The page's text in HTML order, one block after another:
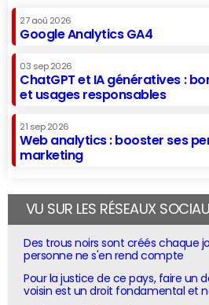
27 aoû 2026
Google Analytics GA4
03 sep 2026
ChatGPT et IA génératives :
et usages responsables
21 sep 2026
Web analytics : booster ses
marketing
VU SUR LES RÉSEAUX
Des trous noirs sont créés chaque
personne ne s'en rend compte
Pour la justice de ce pays, faire un
voisin est un droit fondamental et